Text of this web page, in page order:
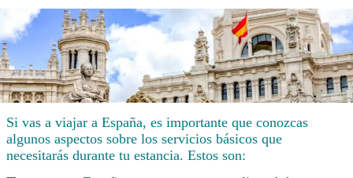
Si vas a viajar a España, es importante que conozcas
algunos aspectos sobre los servicios básicos que
necesitarás durante tu estancia. Estos son: